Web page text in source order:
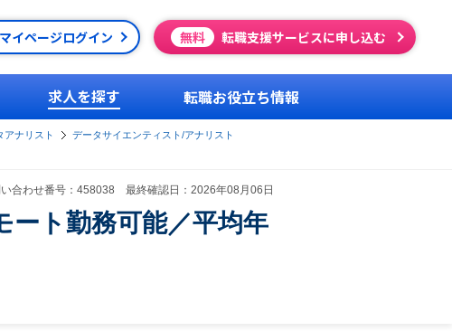
マイページログイン 無料 転職支援サービスに申し込む
求人を探す 転職お役立ち情報
アナリスト
データサイエンティスト/アナリスト
い合わせ番号：458038 最終確認日：2026年08月06日
ト勤務可能／平均年